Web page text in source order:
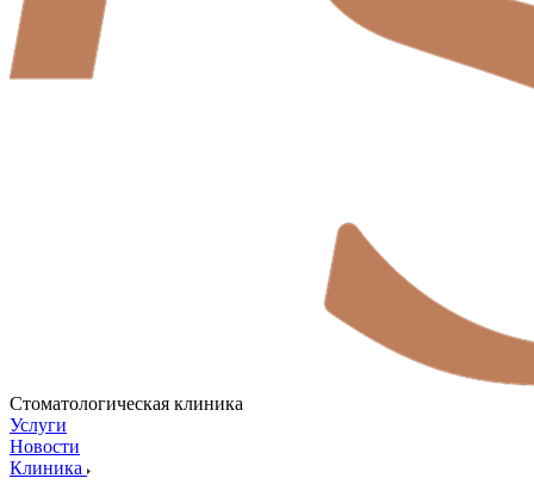
Стоматологическая клиника
Услуги
Новости
Клиника